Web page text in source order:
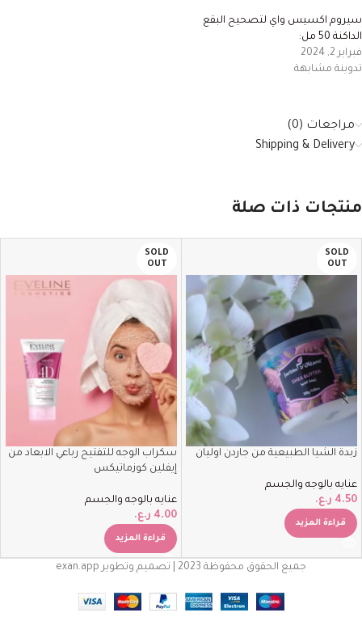
سيروم اكسيس واي لتصحيح البقع
الداكنة 50 مل:
فبراير 2, 2024
تدوينة مشابهة
مراجعات (0)
Shipping & Delivery
منتجات ذات صلة
SOLD
OUT
زبدة الشيا الطبيعية من جاردن اوليان
عنايه بالوجه والجسم
4.50 ر.ع.
قراءة المزيد
SOLD
OUT
سكراب الوجه للتفتيح رباعي الابعاد من
إيفلين كوزماتيكس
عنايه بالوجه والجسم
4.00 ر.ع.
قراءة المزيد
جميع الحقوق محفوظة 2023 | تصميم وتطوير exan.app